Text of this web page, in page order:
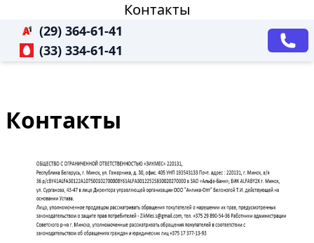
Контакты
(29) 364-61-41
(33) 334-61-41
Контакты